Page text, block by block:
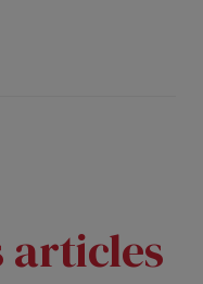
articles